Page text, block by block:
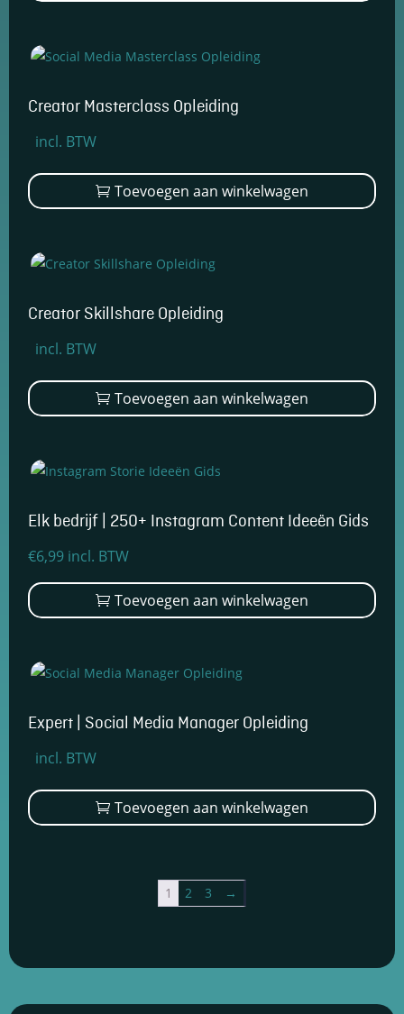
Creator Masterclass Opleiding
Oorspronkelijke
was:
€1.299,00.
Huidige
is:
€899,00.
incl. BTW
Toevoegen aan winkelwagen
Creator Skillshare Opleiding
Oorspronkelijke
was:
€2.199,00.
Huidige
is:
€1.499,00.
incl. BTW
Toevoegen aan winkelwagen
Elk bedrijf | 250+ Instagram Content Ideeën Gids
€6,99 incl. BTW
Toevoegen aan winkelwagen
Expert | Social Media Manager Opleiding
Oorspronkelijke
was:
€3.499,00.
Huidige
is:
€2.599,00.
incl. BTW
Toevoegen aan winkelwagen
1 2 3 →